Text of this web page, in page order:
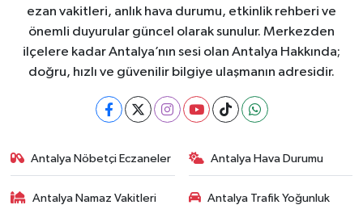
ezan vakitleri, anlık hava durumu, etkinlik rehberi ve
önemli duyurular güncel olarak sunulur. Merkezden
ilçelere kadar Antalya’nın sesi olan Antalya Hakkında;
doğru, hızlı ve güvenilir bilgiye ulaşmanın adresidir.
Antalya Nöbetçi Eczaneler Antalya Hava Durumu
Antalya Namaz Vakitleri
Antalya Trafik Yoğunluk